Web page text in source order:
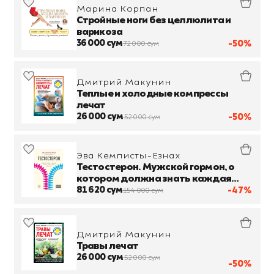
-50%
Марина Корпан
Стройные ноги без целлюлита и
варикоза
36 000 сум72 000 сум
-50%
Дмитрий Макунин
Теплые и холодные компрессы
лечат
26 000 сум52 000 сум
-47%
Эва Кемписты-Езнах
Тестостерон. Мужской гормон, о
котором должна знать каждая
женщина
81 620 сум154 000 сум
-50%
Дмитрий Макунин
Травы лечат
26 000 сум52 000 сум